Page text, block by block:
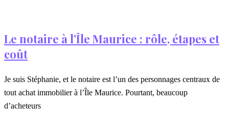
Le notaire à l’Île Maurice : rôle, étapes et
coût
Je suis Stéphanie, et le notaire est l’un des personnages centraux de
tout achat immobilier à l’Île Maurice. Pourtant, beaucoup
d’acheteurs